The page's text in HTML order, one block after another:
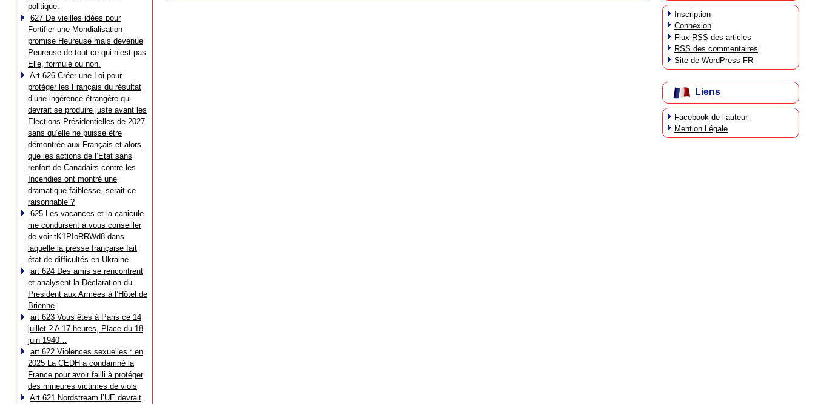
politique.
627 De vieilles idées pour
Fortifier une Mondialisation
promise Heureuse mais devenue
Peureuse de tout ce qui n’est pas
Elle, formulé ou non.
Art 626 Créer une Loi pour
protéger les Français du résultat
d’une ingérence étrangère qui
devrait se produire juste avant les
Elections Présidentielles de 2027
sans qu’elle ne puisse être
démontrée aux Français et alors
que les actions de l’Etat sans
renfort de Canadairs contre les
Incendies ont montré une
dramatique faiblesse, serait-ce
raisonnable ?
625 Les vacances et la canicule
me conduisent à vous conseiller
de voir tK1PIoRRWd8 dans
laquelle la presse française fait
état de difficultés en Ukraine
art 624 Des amis se rencontrent
et analysent la Déclaration du
Président aux Armées à l’Hôtel de
Brienne
art 623 Vous êtes à Paris ce 14
juillet ? A 17 heures, Place du 18
juin 1940…
art 622 Violences sexuelles : en
2025 La CEDH a condamné la
France pour avoir failli à protéger
des mineures victimes de viols
Art 621 Nordstream l’UE devrait
Inscription
Connexion
Flux RSS des articles
RSS des commentaires
Site de WordPress-FR
Liens
Facebook de l’auteur
Mention Légale